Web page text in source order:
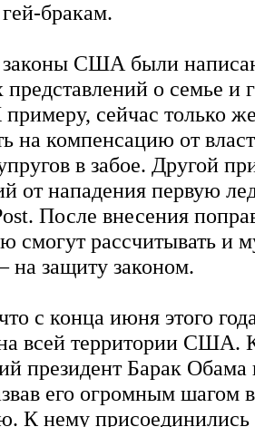
бракам.
законы США были
о семье и
сейчас только
на компенсацию от
в забое. Другой
от нападения первую
После внесения
смогут рассчитывать и
на защиту законом.
с конца июня этого
всей территории США.
президент Барак Обама
его огромным шагом
К нему